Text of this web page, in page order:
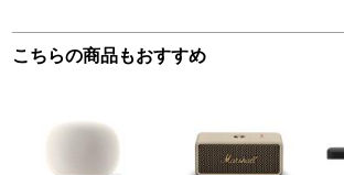
こちらの商品もおすすめ